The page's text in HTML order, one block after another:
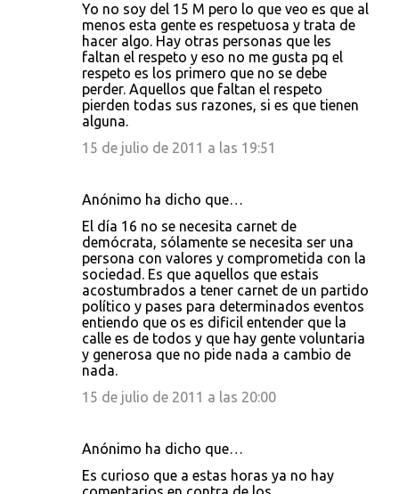
Yo no soy del 15 M pero lo que veo es que al
menos esta gente es respetuosa y trata de
hacer algo. Hay otras personas que les
faltan el respeto y eso no me gusta pq el
respeto es los primero que no se debe
perder. Aquellos que faltan el respeto
pierden todas sus razones, si es que tienen
alguna.
15 de julio de 2011 a las 19:51
Anónimo ha dicho que…
El día 16 no se necesita carnet de
demócrata, sólamente se necesita ser una
persona con valores y comprometida con la
sociedad. Es que aquellos que estais
acostumbrados a tener carnet de un partido
político y pases para determinados eventos
entiendo que os es dificil entender que la
calle es de todos y que hay gente voluntaria
y generosa que no pide nada a cambio de
nada.
15 de julio de 2011 a las 20:00
Anónimo ha dicho que…
Es curioso que a estas horas ya no hay